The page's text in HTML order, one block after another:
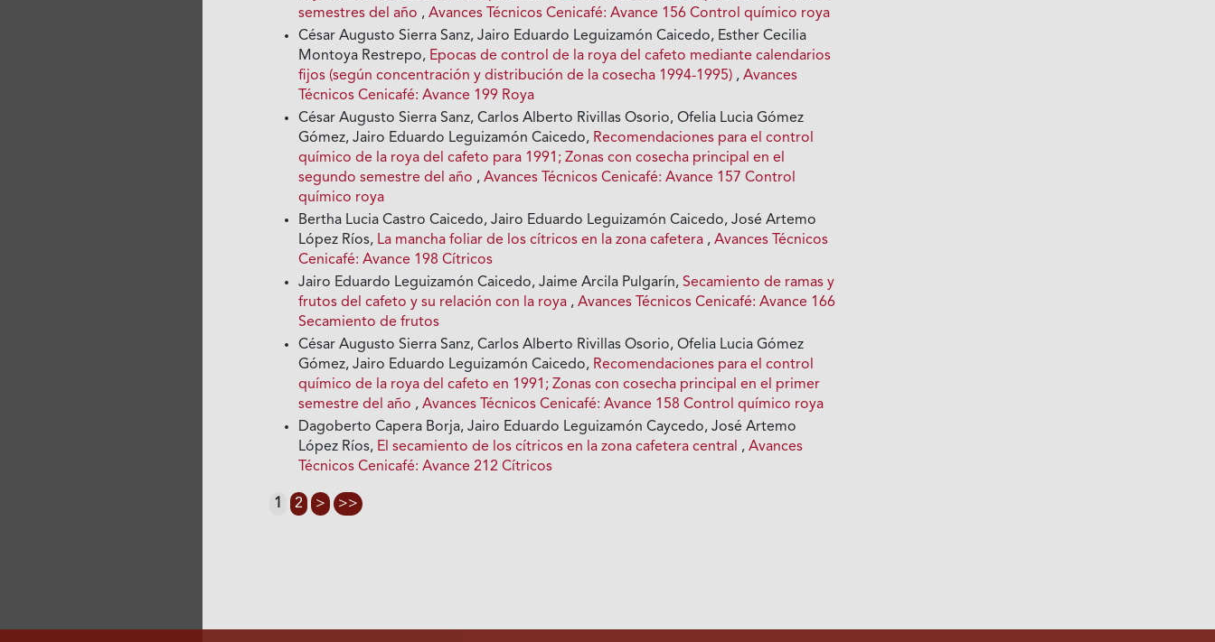
semestres del año ,Avances Técnicos Cenicafé: Avance 156 Control químico roya
César Augusto Sierra Sanz, Jairo Eduardo Leguizamón Caicedo, Esther Cecilia
Montoya Restrepo, Epocas de control de la roya del cafeto mediante calendarios
fijos (según concentración y distribución de la cosecha 1994-1995) ,Avances
Técnicos Cenicafé: Avance 199 Roya
César Augusto Sierra Sanz, Carlos Alberto Rivillas Osorio, Ofelia Lucia Gómez
Gómez, Jairo Eduardo Leguizamón Caicedo, Recomendaciones para el control
químico de la roya del cafeto para 1991; Zonas con cosecha principal en el
segundo semestre del año ,Avances Técnicos Cenicafé: Avance 157 Control
químico roya
Bertha Lucia Castro Caicedo, Jairo Eduardo Leguizamón Caicedo, José Artemo
López Ríos, La mancha foliar de los cítricos en la zona cafetera ,Avances Técnicos
Cenicafé: Avance 198 Cítricos
Jairo Eduardo Leguizamón Caicedo, Jaime Arcila Pulgarín,Secamiento de ramas y
frutos del cafeto y su relación con la roya ,Avances Técnicos Cenicafé: Avance 166
Secamiento de frutos
César Augusto Sierra Sanz, Carlos Alberto Rivillas Osorio, Ofelia Lucia Gómez
Gómez, Jairo Eduardo Leguizamón Caicedo, Recomendaciones para el control
químico de la roya del cafeto en 1991; Zonas con cosecha principal en el primer
semestre del año ,Avances Técnicos Cenicafé: Avance 158 Control químico roya
Dagoberto Capera Borja, Jairo Eduardo Leguizamón Caycedo, José Artemo
López Ríos, El secamiento de los cítricos en la zona cafetera central ,Avances
Técnicos Cenicafé: Avance 212 Cítricos
1 2 > >>